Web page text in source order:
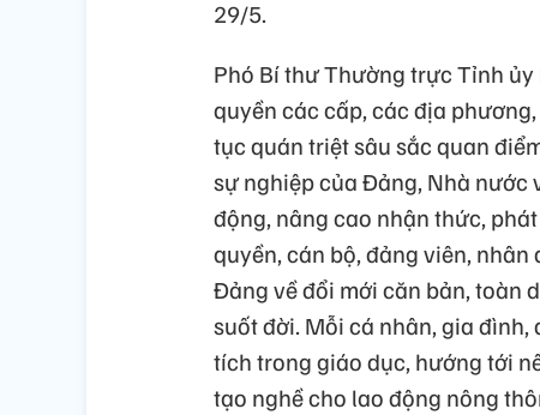
29/5.
Phó Bí thư Thường trực Tỉnh
quyền các cấp, các địa
tục quán triệt sâu sắc quan
sự nghiệp của Đảng, Nhà nước
động, nâng cao nhận thức,
quyền, cán bộ, đảng viên,
Đảng về đổi mới căn bản, toàn
suốt đời. Mỗi cá nhân, gia
tích trong giáo dục, hướng tới
tạo nghề cho lao động nông